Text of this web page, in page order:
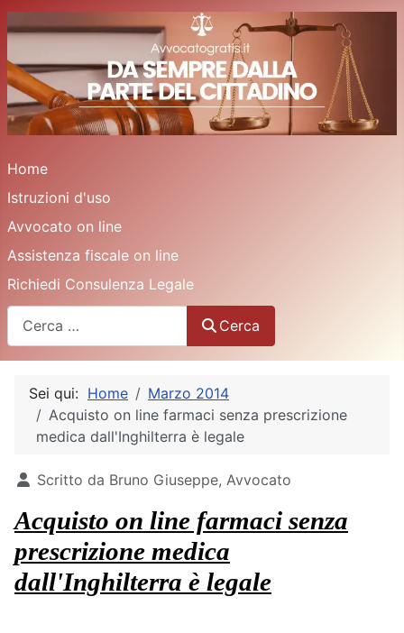
Home
Istruzioni d'uso
Avvocato on line
Assistenza fiscale on line
Richiedi Consulenza Legale
Cerca
Sei qui: Home
Marzo 2014
Acquisto on line farmaci senza prescrizione
medica dall'Inghilterra è legale
Dettagli
Scritto da Bruno Giuseppe, Avvocato
Acquisto on line farmaci senza
prescrizione medica
dall'Inghilterra è legale